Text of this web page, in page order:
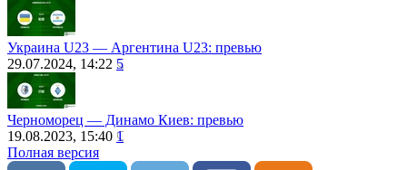
Украина U23 ― Аргентина U23: превью
29.07.2024, 14:22 5
Черноморец ― Динамо Киев: превью
19.08.2023, 15:40 1
Полная версия